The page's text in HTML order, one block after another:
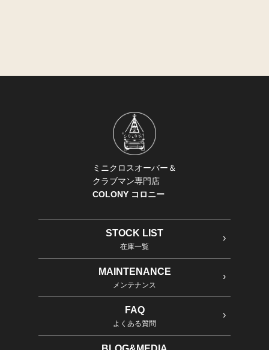
ミニクロスオーバー＆
クラブマン専門店
COLONY コロニー
STOCK LIST
在庫一覧
MAINTENANCE
メンテナンス
FAQ
よくある質問